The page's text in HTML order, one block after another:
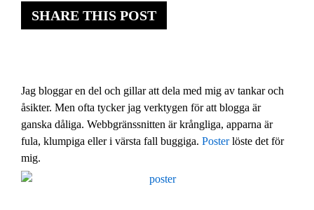
SHARE THIS POST
Jag bloggar en del och gillar att dela med mig av tankar och
åsikter. Men ofta tycker jag verktygen för att blogga är
ganska dåliga. Webbgränssnitten är krångliga, apparna är
fula, klumpiga eller i värsta fall buggiga. Posterlöste det för
mig.